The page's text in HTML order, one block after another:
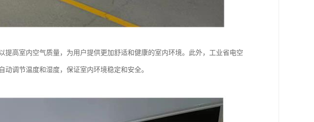
提高室内空气质量，为用户提供更加舒适和健康的室内环境。此外，工业省电空
调节温度和湿度，保证室内环境稳定和安全。